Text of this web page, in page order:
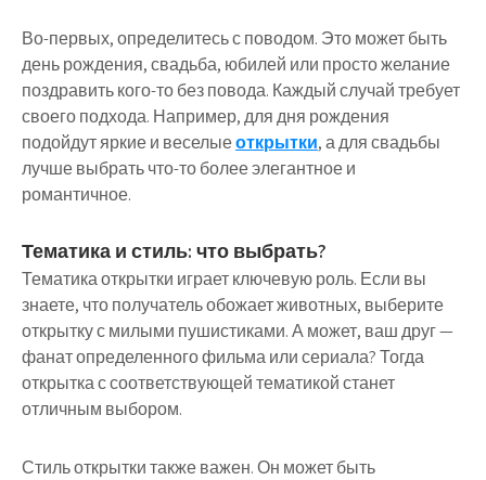
Во-первых, определитесь с поводом. Это может быть
день рождения, свадьба, юбилей или просто желание
поздравить кого-то без повода. Каждый случай требует
своего подхода. Например, для дня рождения
подойдут яркие и веселыеоткрытки, а для свадьбы
лучше выбрать что-то более элегантное и
романтичное.
Тематика и стиль: что выбрать?
Тематика открытки играет ключевую роль. Если вы
знаете, что получатель обожает животных, выберите
открытку с милыми пушистиками. А может, ваш друг —
фанат определенного фильма или сериала? Тогда
открытка с соответствующей тематикой станет
отличным выбором.
Стиль открытки также важен. Он может быть